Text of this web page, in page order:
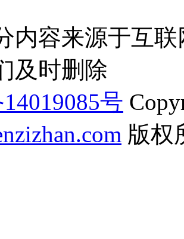
内容来源于互
及时删除
号
版权